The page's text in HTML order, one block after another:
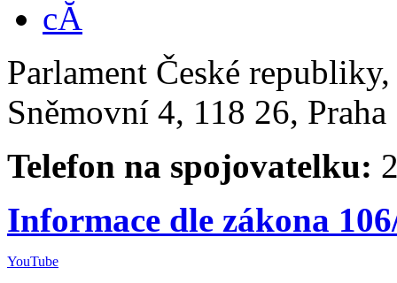
Parlament České
Sněmovní 4, 118 26,
Telefon na spojovatelku:
Informace dle zákona
YouTube